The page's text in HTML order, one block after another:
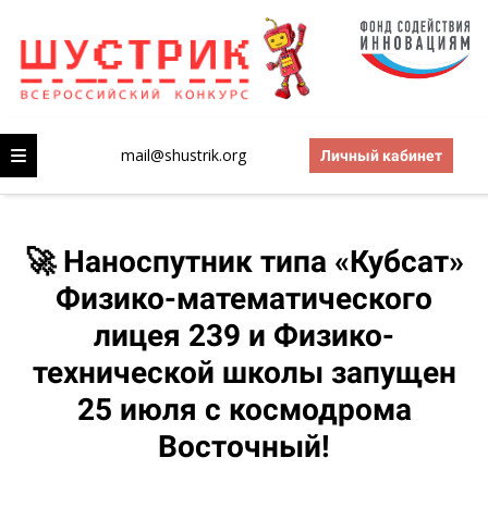
mail@shustrik.org Личный кабинет
🚀 Наноспутник типа «Кубсат»
Физико-математического
лицея 239 и Физико-
технической школы запущен
25 июля с космодрома
Восточный!